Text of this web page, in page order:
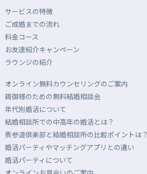
サービスの特徴
ご成婚までの流れ
料金コース
お友達紹介キャンペーン
ラウンジの紹介
オンライン無料カウンセリングのご案内
親御様のための無料結婚相談会
年代別婚活について
結婚相談所での中高年の婚活とは？
表参道倶楽部と結婚相談所の比較ポイントは？
婚活パーティやマッチングアプリとの違い
婚活パーティについて